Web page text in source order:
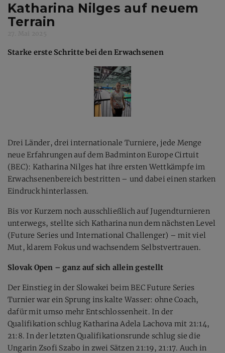
Katharina Nilges auf neuem
Terrain
Starke erste Schritte bei den Erwachsenen
Drei Länder, drei internationale Turniere, jede Menge
neue Erfahrungen auf dem Badminton Europe Cirtuit
(BEC): Katharina Nilges hat ihre ersten Wettkämpfe im
Erwachsenenbereich bestritten – und dabei einen starken
Eindruck hinterlassen.
Bis vor Kurzem noch ausschließlich auf Jugendturnieren
unterwegs, stellte sich Katharina nun dem nächsten Level
(Future Series und International Challenger) – mit viel
Mut, klarem Fokus und wachsendem Selbstvertrauen.
Slovak Open – ganz auf sich allein gestellt
Der Einstieg in der Slowakei beim BEC Future Series
Turnier war ein Sprung ins kalte Wasser: ohne Coach,
dafür mit umso mehr Entschlossenheit. In der
Qualifikation schlug Katharina Adela Lachova mit 21:14,
21:8. In der letzten Qualifikationsrunde schlug sie die
Ungarin Zsofi Szabo in zwei Sätzen 21:19, 21:17. Auch in